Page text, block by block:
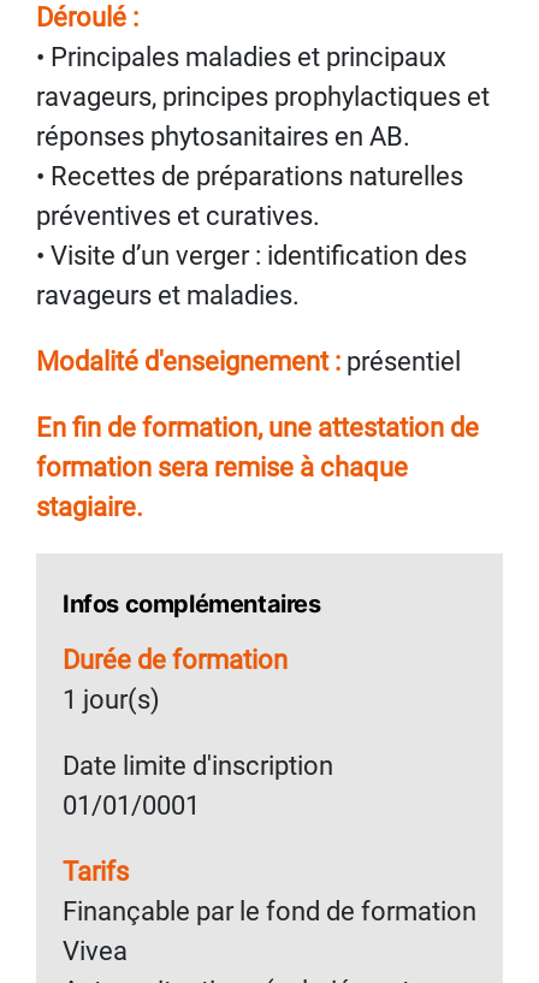
Déroulé :
• Principales maladies et principaux
ravageurs, principes prophylactiques et
réponses phytosanitaires en AB.
• Recettes de préparations naturelles
préventives et curatives.
• Visite d’un verger : identification des
ravageurs et maladies.
Modalité d'enseignement : présentiel
En fin de formation, une attestation de
formation sera remise à chaque
stagiaire.
Infos complémentaires
Durée de formation
1 jour(s)
Date limite d'inscription
01/01/0001
Tarifs
Finançable par le fond de formation
Vivea